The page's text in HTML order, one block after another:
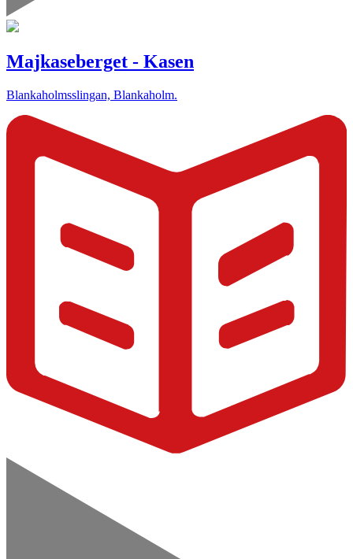
Majkaseberget - Kasen
Blankaholmsslingan, Blankaholm.